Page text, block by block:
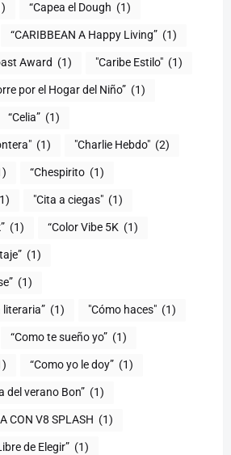
“Capea el Dough (1)
“CARIBBEAN A Happy Living” (1)
(1) "Caribe Estilo" (1)
por el Hogar del Niño” (1)
(1)
(1) "Charlie Hebdo" (2)
“Chespirito (1)
"Cita a ciegas" (1)
(1) “Color Vibe 5K (1)
(1)
(1)
(1) "Cómo haces" (1)
“Como te sueño yo” (1)
“Como yo le doy” (1)
del verano Bon” (1)
CON V8 SPLASH (1)
de Elegir” (1)